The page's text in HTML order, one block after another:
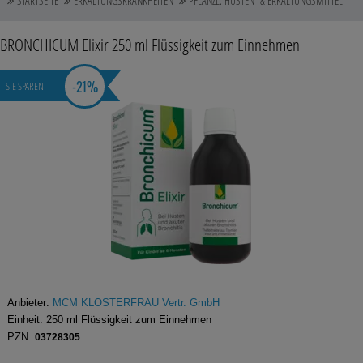
Diabetes
Erkältungskrankheiten
Herz, Kreislauf & Gefäße
Magen/Darm & Leber/Galle
Für Kinder
Für Ihn
BRONCHICUM Elixir250 ml Flüssigkeit zum Einnehmen
Anbieter: MCM KLOSTERFRAU Vertr. GmbH
Einheit: 250 ml
Flüssigkeit zum Einnehmen
PZN: 03728305
SIE SPAREN -21%